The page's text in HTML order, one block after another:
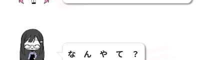
な ん や て ？